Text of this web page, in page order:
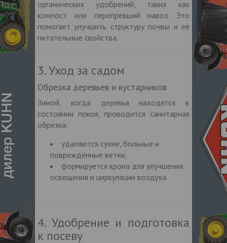
органических удобрений, таких как
компост или перепревший навоз. Это
помогает улучшить структуру почвы и её
питательные свойства.
3. Уход за садом
Обрезка деревьев и кустарников
Зимой, когда деревья находятся в
состоянии покоя, проводится санитарная
обрезка:
удаляются сухие, больные и
повреждённые ветки;
формируется крона для улучшения
освещения и циркуляции воздуха.
4. Удобрение и подготовка
к посеву